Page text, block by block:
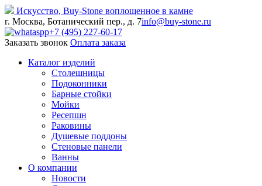
Искусство, Buy-Stone воплощенное в камне
г. Москва, Ботанический пер., д. 7info@buy-stone.ru
+7 (495) 227-60-17
Заказать звонок Оплата заказа
Каталог изделий
Столешницы
Подоконники
Барные стойки
Мойки
Ресепшн
Раковины
Душевые поддоны
Стеновые панели
Ванны
О компании
Новости